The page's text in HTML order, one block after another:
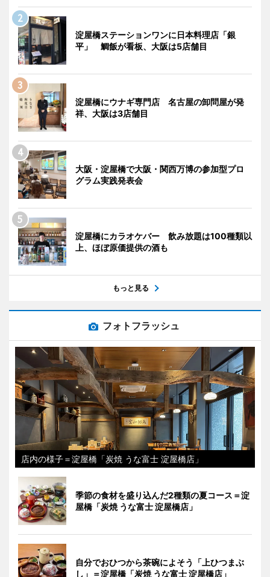
淀屋橋ステーションワンに日本料理店「銀
平」 鯛飯が看板、大阪は5店舗目
淀屋橋にウナギ専門店 名古屋の卸問屋が発
祥、大阪は3店舗目
大阪・淀屋橋で大阪・関西万博の参加型プロ
グラム実践発表会
淀屋橋にカラオケバー 飲み放題は100種類以
上、ほぼ原価提供の酒も
もっと見る
フォトフラッシュ
店内の様子＝淀屋橋「炭焼 うな富士 淀屋橋店」
季節の食材を盛り込んだ2種類の夏コース＝淀
屋橋「炭焼 うな富士 淀屋橋店」
自分でおひつから茶碗によそう「上ひつまぶ
し」＝淀屋橋「炭焼 うな富士 淀屋橋店」